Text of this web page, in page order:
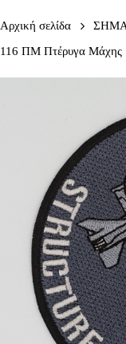
Αρχική σελίδα
116 ΠΜ Πτέρυγα Μάχης